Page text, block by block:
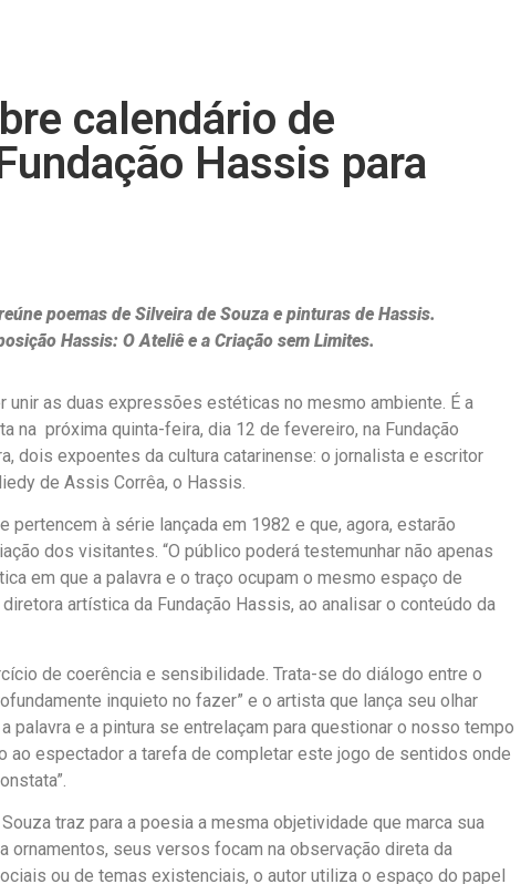
calendário de
Hassis para
poemas de Silveira de Souza e pinturas de Hassis.
Hassis: O Ateliê e a Criação sem Limites.
unir as duas expressões estéticas no mesmo ambiente. É a
na próxima quinta-feira, dia 12 de fevereiro, na Fundação
dois expoentes da cultura catarinense: o jornalista e escritor
de Assis Corrêa, o Hassis.
pertencem à série lançada em 1982 e que, agora, estarão
dos visitantes. “O público poderá testemunhar não apenas
em que a palavra e o traço ocupam o mesmo espaço de
artística da Fundação Hassis, ao analisar o conteúdo da
de coerência e sensibilidade. Trata-se do diálogo entre o
inquieto no fazer” e o artista que lança seu olhar
palavra e a pintura se entrelaçam para questionar o nosso tempo
ao espectador a tarefa de completar este jogo de sentidos onde
traz para a poesia a mesma objetividade que marca sua
ornamentos, seus versos focam na observação direta da
ou de temas existenciais, o autor utiliza o espaço do papel